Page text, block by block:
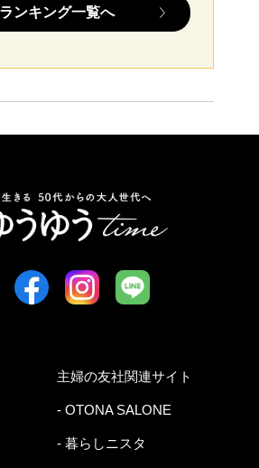
ランキング一覧へ
主婦の友社関連サイト
- OTONA SALONE
- 暮らしニスタ